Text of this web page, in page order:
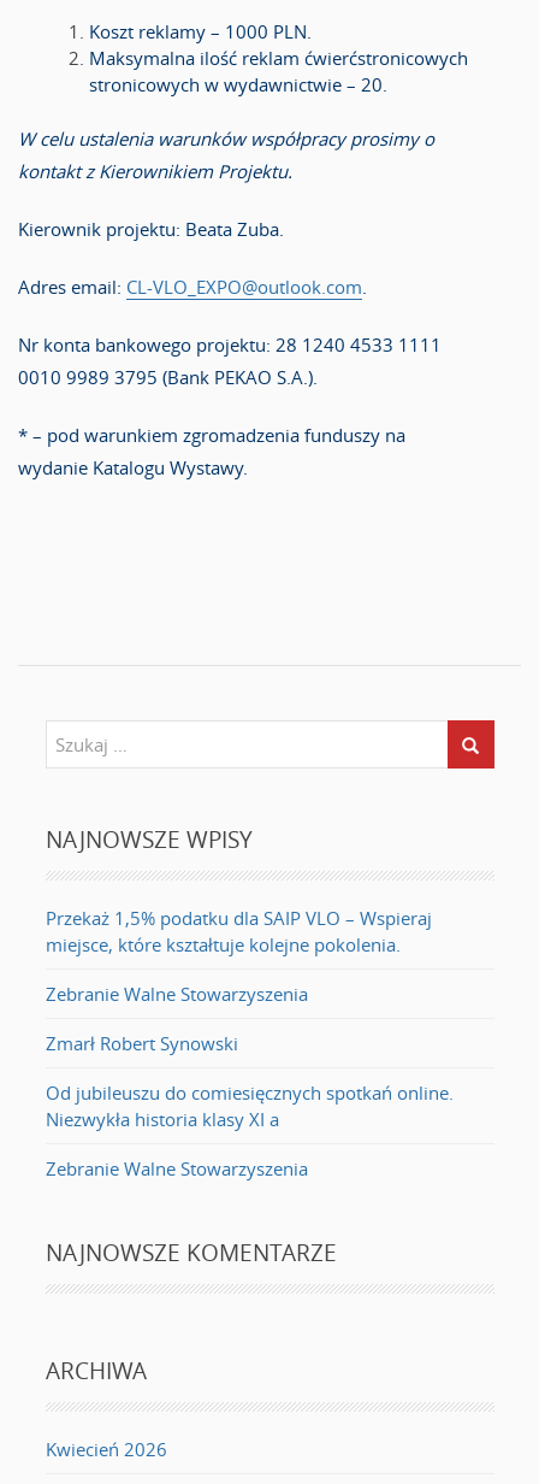
Koszt reklamy – 1000 PLN.
Maksymalna ilość reklam ćwierćstronicowych
stronicowych w wydawnictwie – 20.
W celu ustalenia warunków współpracy prosimy o
kontakt z Kierownikiem Projektu.
Kierownik projektu: Beata Zuba.
Adres email: CL-VLO_EXPO@outlook.com
Nr konta bankowego projektu: 28 1240 4533 1111
0010 9989 3795 (Bank PEKAO S.A.).
* – pod warunkiem zgromadzenia funduszy na
wydanie Katalogu Wystawy.
NAJNOWSZE WPISY
Przekaż 1,5% podatku dla SAIP VLO – Wspieraj
miejsce, które kształtuje kolejne pokolenia.
Zebranie Walne Stowarzyszenia
Zmarł Robert Synowski
Od jubileuszu do comiesięcznych spotkań online.
Niezwykła historia klasy XI a
Zebranie Walne Stowarzyszenia
NAJNOWSZE KOMENTARZE
ARCHIWA
Kwiecień 2026